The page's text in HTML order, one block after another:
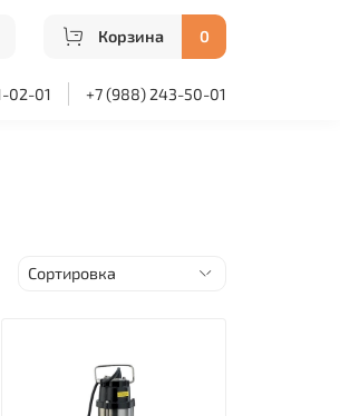
Корзина 0
02-01 +7 (988) 243-50-01